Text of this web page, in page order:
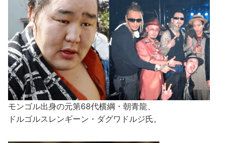
モンゴル出身の元第68代横綱・朝青龍、
ドルゴルスレンギーン・ダグワドルジ氏。